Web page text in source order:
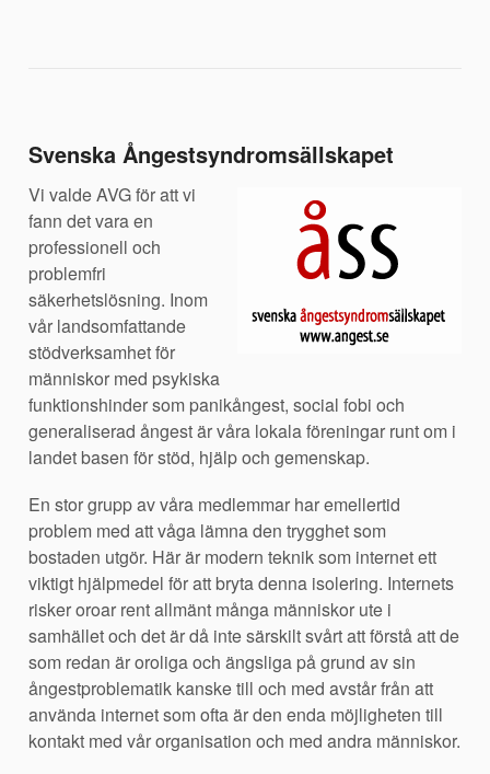
Svenska Ångestsyndromsällskapet
Vi valde AVG för att vi
fann det vara en
professionell och
problemfri
säkerhetslösning. Inom
vår landsomfattande
stödverksamhet för
människor med psykiska
funktionshinder som panikångest, social fobi och
generaliserad ångest är våra lokala föreningar runt om i
landet basen för stöd, hjälp och gemenskap.
En stor grupp av våra medlemmar har emellertid
problem med att våga lämna den trygghet som
bostaden utgör. Här är modern teknik som internet ett
viktigt hjälpmedel för att bryta denna isolering. Internets
risker oroar rent allmänt många människor ute i
samhället och det är då inte särskilt svårt att förstå att de
som redan är oroliga och ängsliga på grund av sin
ångestproblematik kanske till och med avstår från att
använda internet som ofta är den enda möjligheten till
kontakt med vår organisation och med andra människor.